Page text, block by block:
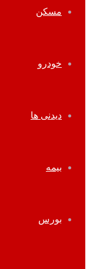
مسکن
خودرو
دیدنی ها
بیمه
بورس